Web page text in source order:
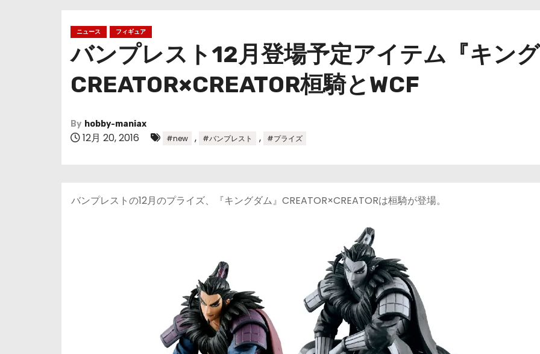
ニュース フィギュア
バンプレスト12月登場予定アイテム『キン
CREATOR×CREATOR桓騎とWCF
By hobby-maniax
12月 20, 2016 #new , #バンプレスト , #プライズ
バンプレストの12月のプライズ、『キングダム』CREATOR×CREATORは桓騎が登場。